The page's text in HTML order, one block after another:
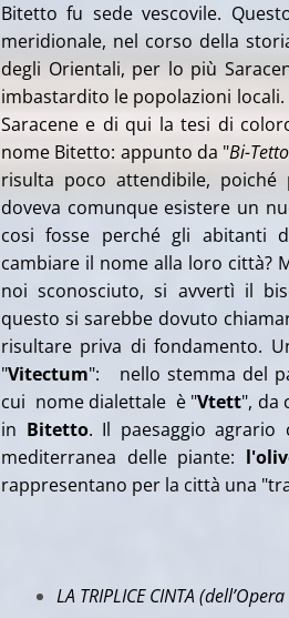
Bitetto fu sede vescovile.
meridionale, nel corso della
degli Orientali, per lo più
imbastardito le popolazioni
Saracene e di qui la tesi di
nome Bitetto: appunto da "Bi-Tetto
risulta poco attendibile,
doveva comunque esistere un
cosi fosse perché gli abitanti
cambiare il nome alla loro città?
noi sconosciuto, si avvertì il
questo si sarebbe dovuto
risultare priva di fondamento.
"Vitectum": nello stemma del
cui nome dialettale è "Vtett", da
in Bitetto. Il paesaggio agrario
mediterranea delle piante:
rappresentano per la città una
LA TRIPLICE CINTA